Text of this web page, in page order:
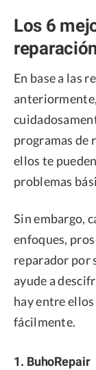
Los 6
En base a las
programas de
ellos te
problemas
Sin embargo,
enfoques,
reparador por
ayude a
hay entre
fácilmente.
1. BuhoRepair